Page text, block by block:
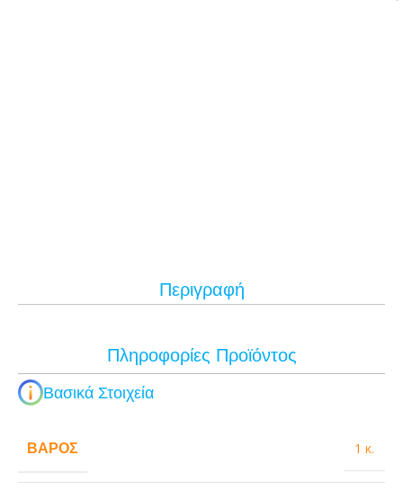
Περιγραφή
Πληροφορίες Προϊόντος
Βασικά Στοιχεία
ΒΆΡΟΣ 1 κ.